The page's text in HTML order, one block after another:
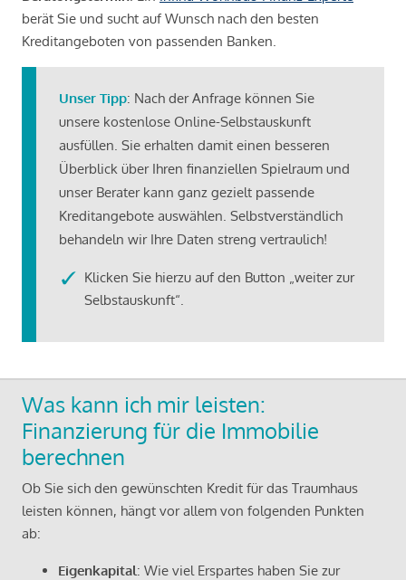
berät Sie und sucht auf Wunsch nach den besten
Kreditangeboten von passenden Banken.
Unser Tipp: Nach der Anfrage können Sie
unsere kostenlose Online-Selbstauskunft
ausfüllen. Sie erhalten damit einen besseren
Überblick über Ihren finanziellen Spielraum und
unser Berater kann ganz gezielt passende
Kreditangebote auswählen. Selbstverständlich
behandeln wir Ihre Daten streng vertraulich!
Klicken Sie hierzu auf den Button „weiter zur
Selbstauskunft“.
Was kann ich mir leisten:
Finanzierung für die Immobilie
berechnen
Ob Sie sich den gewünschten Kredit für das Traumhaus
leisten können, hängt vor allem von folgenden Punkten
ab:
Eigenkapital: Wie viel Erspartes haben Sie zur